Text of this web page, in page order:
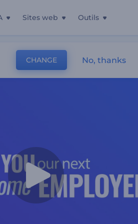
Sites web Outils
Vacant
CHANGE No, thanks